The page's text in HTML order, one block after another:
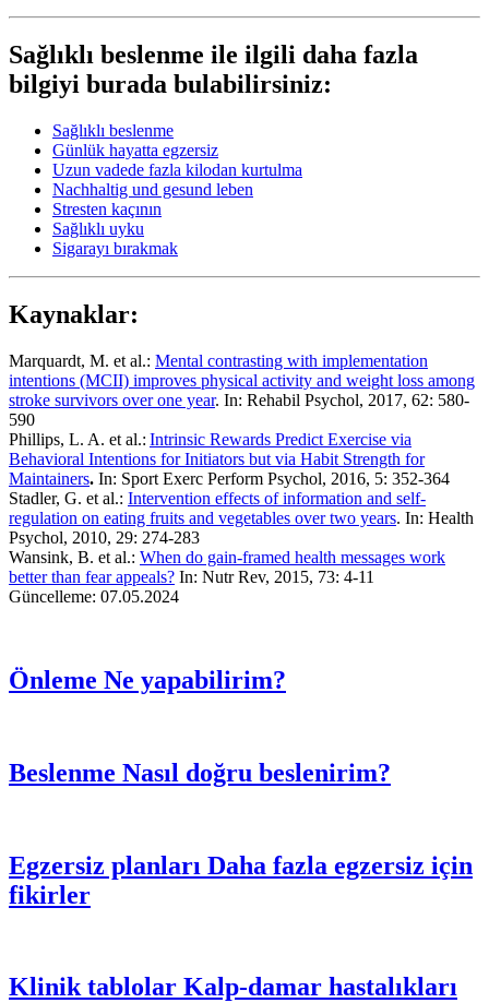
Sağlıklı beslenme ile ilgili daha fazla
bilgiyi burada bulabilirsiniz:
Sağlıklı beslenme
Günlük hayatta egzersiz
Uzun vadede fazla kilodan kurtulma
Nachhaltig und gesund leben
Stresten kaçının
Sağlıklı uyku
Sigarayı bırakmak
Kaynaklar:
Marquardt, M. et al.: Mental contrasting with implementation
intentions (MCII) improves physical activity and weight loss among
stroke survivors over one year. In: Rehabil Psychol, 2017, 62: 580-
590
Phillips, L. A. et al.: Intrinsic Rewards Predict Exercise via
Behavioral Intentions for Initiators but via Habit Strength for
Maintainers. In: Sport Exerc Perform Psychol, 2016, 5: 352-364
Stadler, G. et al.: Intervention effects of information and self-
regulation on eating fruits and vegetables over two years. In: Health
Psychol, 2010, 29: 274-283
Wansink, B. et al.: When do gain-framed health messages work
better than fear appeals? In: Nutr Rev, 2015, 73: 4-11
Güncelleme: 07.05.2024
Önleme Ne yapabilirim?
Beslenme Nasıl doğru beslenirim?
Egzersiz planları Daha fazla egzersiz için
fikirler
Klinik tablolar Kalp-damar hastalıkları